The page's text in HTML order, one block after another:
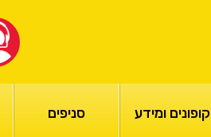
קופונים ומידע סניפים